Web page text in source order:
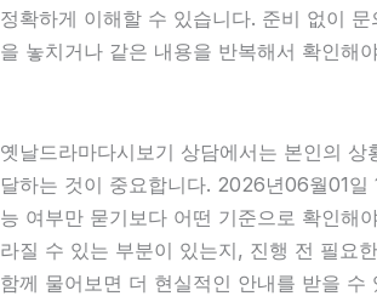
정확하게 이해할 수 있습니다. 준비 없이
을 놓치거나 같은 내용을 반복해서 확인해
옛날드라마다시보기 상담에서는 본인의 상
달하는 것이 중요합니다. 2026년06월01일
능 여부만 묻기보다 어떤 기준으로 확인해
라질 수 있는 부분이 있는지, 진행 전 필요
함께 물어보면 더 현실적인 안내를 받을 수